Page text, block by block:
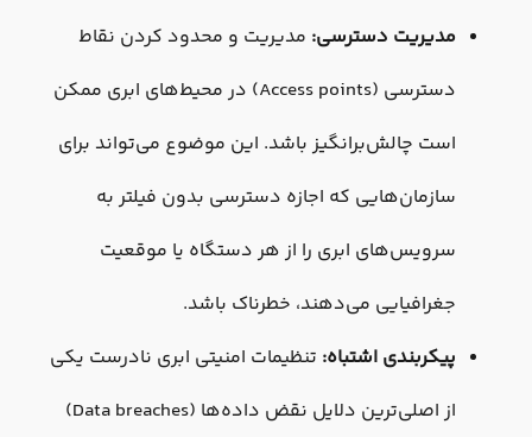
مدیریت دسترسی: مدیریت و محدود کردن نقاط
دسترسی (Access points) در محیط‌های ابری ممکن
است چالش‌برانگیز باشد. این موضوع می‌تواند برای
سازمان‌هایی که اجازه دسترسی بدون فیلتر به
سرویس‌های ابری را از هر دستگاه یا موقعیت
جغرافیایی می‌دهند، خطرناک باشد.
پیکربندی اشتباه: تنظیمات امنیتی ابری نادرست یکی
از اصلی‌ترین دلایل نقض داده‌ها (Data breaches)